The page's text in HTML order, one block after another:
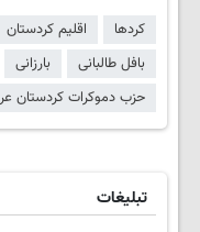
کردها اقلیم کردستان
بافل طالبانی
بارزانی
حزب دموکرات کردستان
تبلیغات